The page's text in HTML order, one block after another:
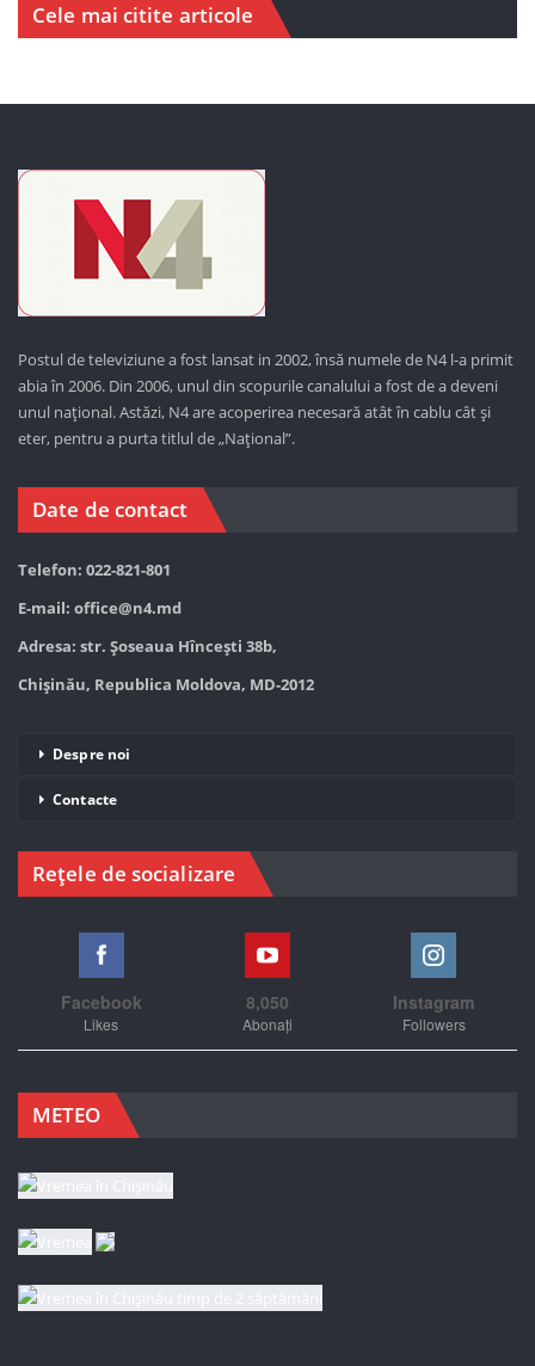
Cele mai citite articole
Postul de televiziune a fost lansat in 2002, însă numele de N4 l-a primit
abia în 2006. Din 2006, unul din scopurile canalului a fost de a deveni
unul național. Astăzi, N4 are acoperirea necesară atât în cablu cât și
eter, pentru a purta titlul de „Național”.
Date de contact
Telefon: 022-821-801
E-mail: office@n4.md
Adresa: str. Șoseaua Hînceşti 38b,
Chișinău, Republica Moldova, MD-2012
Despre noi
Contacte
Rețele de socializare
Facebook
Likes
8,050
Abonați
Instagram
Followers
METEO